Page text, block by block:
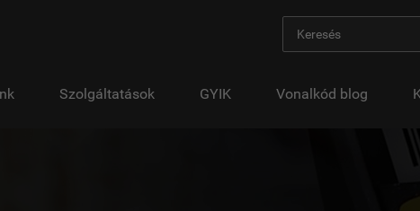
Szolgáltatások GYIK Vonalkód blog